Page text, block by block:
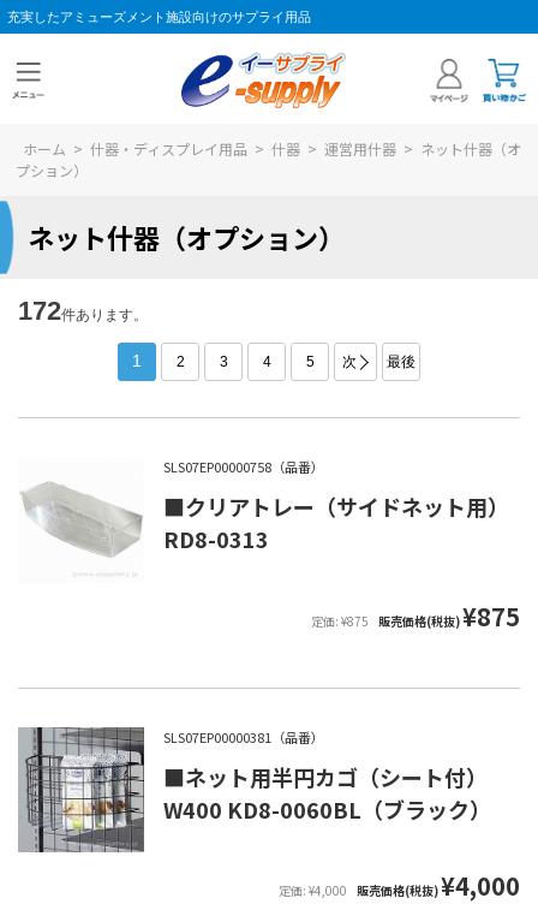
充実したアミューズメント施設向けのサプライ用品
ホーム > 什器・ディスプレイ用品 > 什器 > 運営用什器 > ネット什器（オ
プション）
ネット什器（オプション）
172件あります。
1 2 3 4 5 次 最後
SLS07EP00000758（品番）
■クリアトレー（サイドネット用）
RD8-0313
定価: ¥875 販売価格(税抜)¥875
SLS07EP00000381（品番）
■ネット用半円カゴ（シート付）
W400 KD8-0060BL（ブラック）
定価: ¥4,000 販売価格(税抜)¥4,000